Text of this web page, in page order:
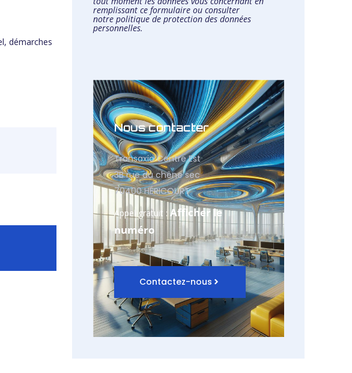
démarches
remplissant ce formulaireou consulter
notre politique de protection des données
personnelles.
Nous contacter
Transaxio Centre Est
3B rue du chêne sec
70400 HÉRICOURT
Appel gratuit : Afficher le
numéro
Contactez-nous